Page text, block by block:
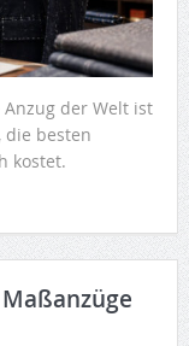
Anzug der Welt ist
die besten
kostet.